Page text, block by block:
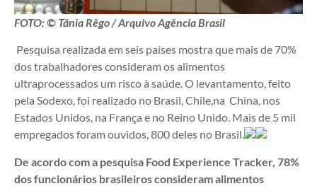
FOTO: © Tânia Rêgo / Arquivo Agência Brasil
Pesquisa realizada em seis países mostra que mais de 70%
dos trabalhadores consideram os alimentos
ultraprocessados um risco à saúde. O levantamento, feito
pela Sodexo, foi realizado no Brasil, Chile,na China, nos
Estados Unidos, na França e no Reino Unido. Mais de 5 mil
empregados foram ouvidos, 800 deles no Brasil.
De acordo com a pesquisa Food Experience Tracker, 78%
dos funcionários brasileiros consideram alimentos